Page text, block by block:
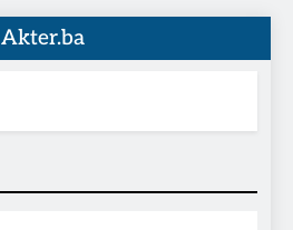
Akter.ba